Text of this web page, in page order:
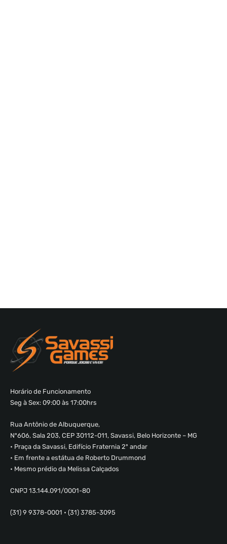
Horário de Funcionamento
Seg à Sex: 09:00 às 17:00hrs
Rua Antônio de Albuquerque,
Nº606, Sala 203, CEP 30112-011, Savassi, Belo Horizonte – MG
• Praça da Savassi, Edifício Fraternia 2º andar
• Em frente a estátua de Roberto Drummond
• Mesmo prédio da Melissa Calçados
CNPJ 13.144.091/0001-80
(31) 9 9378-0001 • (31) 3785-3095